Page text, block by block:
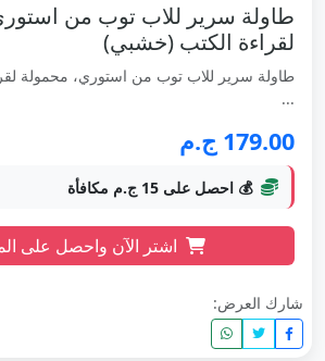
طاولة سرير للاب توب من
لقراءة الكتب (خشبي)
طاولة سرير للاب توب من استوري، محمولة
...
179.00 ج.م
💰 احصل على 15 ج.م مكافأة
اشتر الآن واحصل على
شارك العرض: